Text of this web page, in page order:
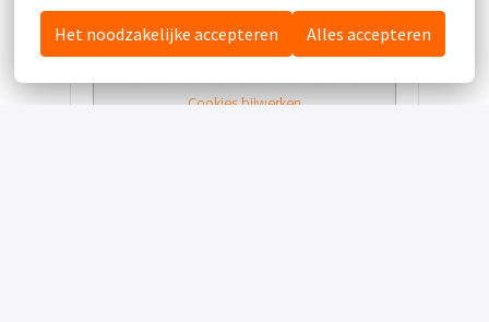
Het noodzakelijke accepteren Alles accepteren
Cookies bijwerken